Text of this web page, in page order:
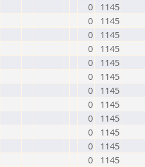
0
1145
0
1145
0
1145
0
1145
0
1145
0
1145
0
1145
0
1145
0
1145
0
1145
0
1145
0
1145